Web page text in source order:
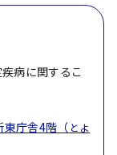
病に関するこ
庁舎4階（ とよ